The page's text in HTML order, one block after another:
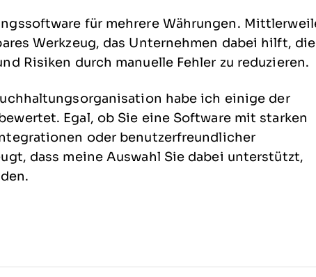
für mehrere Währungen.
Werkzeug, das Unternehmen dabei hilft, die
Risiken durch manuelle Fehler zu reduzieren.
habe ich einige der
Egal, ob Sie eine Software mit starken
oder benutzerfreundlicher
dass meine Auswahl Sie dabei unterstützt,